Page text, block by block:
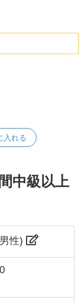
入れる
中級以上
性)